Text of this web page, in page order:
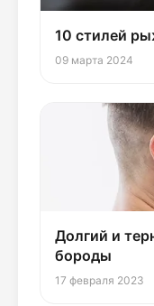
10 стилей
09 марта 2024
Долгий и
бороды
17 февраля 2023